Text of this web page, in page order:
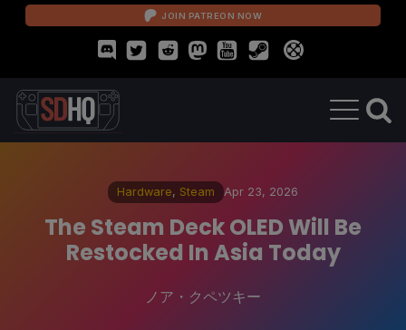
JOIN PATREON NOW
Hardware, Steam Apr 23, 2026
The Steam Deck OLED Will Be
Restocked In Asia Today
ノア・クペツキー